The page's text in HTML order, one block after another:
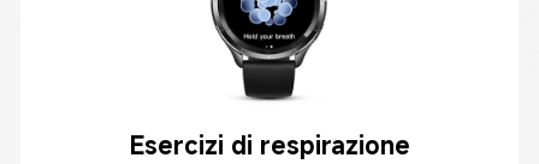
Esercizi di respirazione